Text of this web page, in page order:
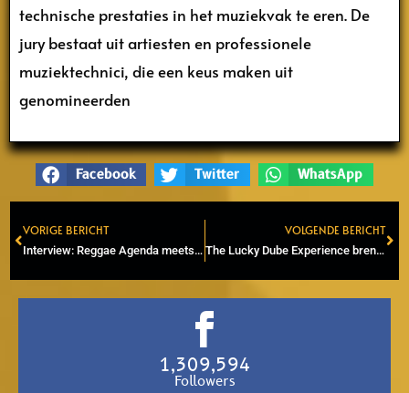
technische prestaties in het muziekvak te eren. De
jury bestaat uit artiesten en professionele
muziektechnici, die een keus maken uit
genomineerden
Facebook Twitter WhatsApp
Prev
VORIGE BERICHT
Interview: Reggae Agenda meets Masego Soundsystem (2016)
VOLGENDE BERICHT
The Lucky Dube Experience brengt eerste eigen nummer uit met titel ‘My Son’
1,309,594
Followers